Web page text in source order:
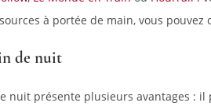
à portée de main, vous
de nuit
nuit présente plusieurs avantages :